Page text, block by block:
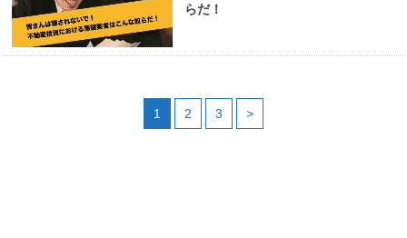
らだ！
1 2 3 >